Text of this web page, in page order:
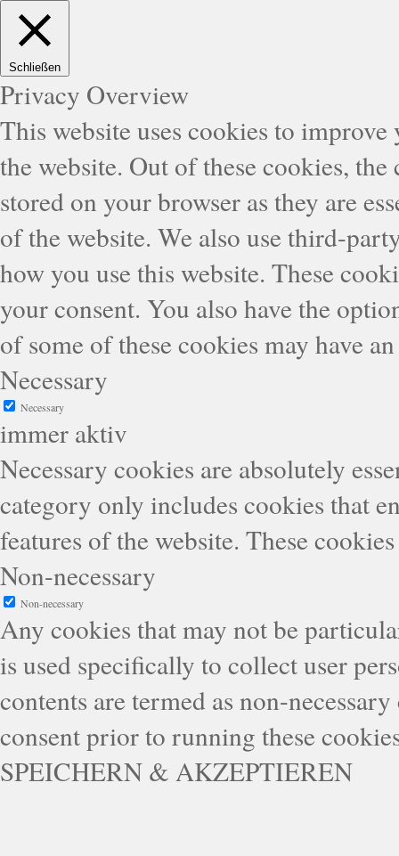
Schließen
Privacy Overview
This website uses cookies to
the website. Out of these cookies,
stored on your browser as they are
of the website. We also use third-
how you use this website. These
your consent. You also have the
of some of these cookies may have
Necessary
Necessary
immer aktiv
Necessary cookies are absolutely
category only includes cookies that
features of the website. These
Non-necessary
Non-necessary
Any cookies that may not be
is used specifically to collect user
contents are termed as non-
consent prior to running these
SPEICHERN & AKZEPTIEREN